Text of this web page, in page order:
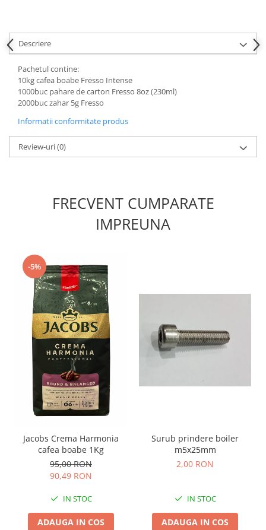
Descriere
Pachetul contine:
10kg cafea boabe Fresso Intense
1000buc pahare de carton Fresso 8oz (230ml)
2000buc zahar 5g Fresso
Informatii conformitate produs
Review-uri(0)
FRECVENT CUMPARATE
IMPREUNA
-5%
Jacobs Crema Harmonia
cafea boabe 1Kg
95,00 RON
90,49 RON
IN STOC
ADAUGA IN COS
Surub prindere boiler
m5x25mm
2,00 RON
IN STOC
ADAUGA IN COS